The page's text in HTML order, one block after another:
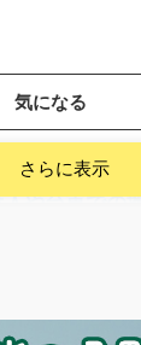
気になる
や台車での